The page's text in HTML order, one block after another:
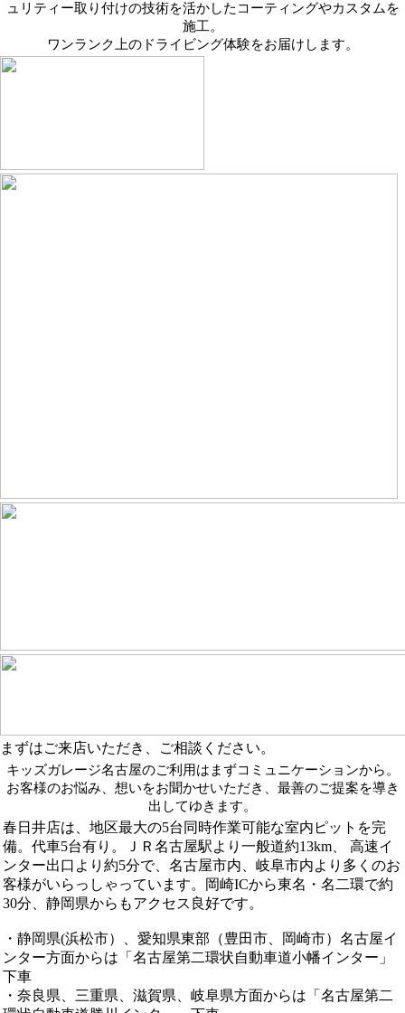
ュリティー取り付けの技術を活かしたコーティングやカスタムを
施工。
ワンランク上のドライビング体験をお届けします。
まずはご来店いただき、ご相談ください。
キッズガレージ名古屋のご利用はまずコミュニケーションから。
お客様のお悩み、想いをお聞かせいただき、最善のご提案を導き
出してゆきます。
春日井店は、地区最大の5台同時作業可能な室内ピットを完
備。代車5台有り。ＪＲ名古屋駅より一般道約13km、 高速イ
ンター出口より約5分で、名古屋市内、岐阜市内より多くのお
客様がいらっしゃっています。岡崎ICから東名・名二環で約
30分、静岡県からもアクセス良好です。
・静岡県(浜松市）、愛知県東部（豊田市、岡崎市）名古屋イ
ンター方面からは「名古屋第二環状自動車道小幡インター」
下車
・奈良県、三重県、滋賀県、岐阜県方面からは「名古屋第二